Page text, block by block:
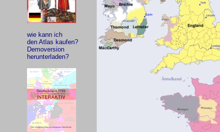
wie kann ich
den Atlas kaufen?
Demoversion
herunterladen?